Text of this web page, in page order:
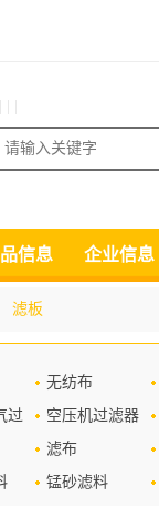
搜索
信息 企业信息
滤板
无纺布
过
空压机过滤器
滤布
锰砂滤料